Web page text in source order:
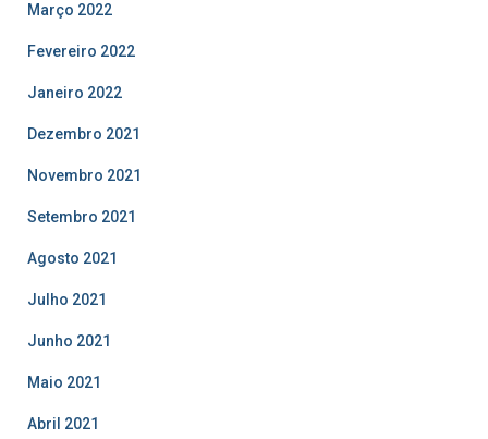
Março 2022
Fevereiro 2022
Janeiro 2022
Dezembro 2021
Novembro 2021
Setembro 2021
Agosto 2021
Julho 2021
Junho 2021
Maio 2021
Abril 2021